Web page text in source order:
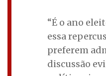
“É o ano
essa
preferem
discussão